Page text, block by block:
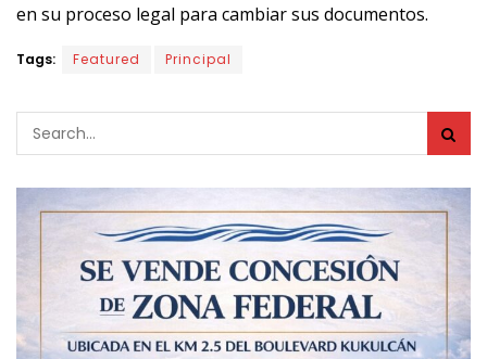
en su proceso legal para cambiar sus documentos.
Tags: Featured Principal